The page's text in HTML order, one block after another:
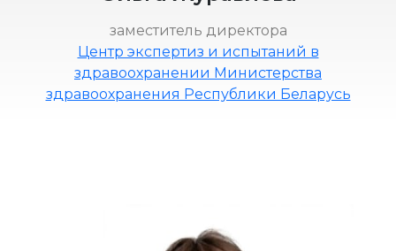
заместитель директора
Центр экспертиз и испытаний в
здравоохранении Министерства
здравоохранения Республики Беларусь